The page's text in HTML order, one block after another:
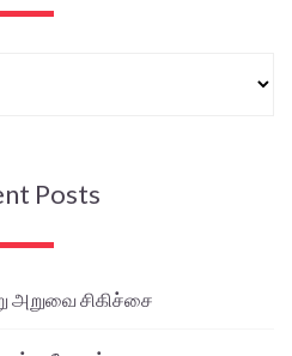
Posts
அறுவை சிகிச்சை